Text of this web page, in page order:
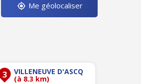
Me géolocaliser
3 VILLENEUVE D'ASCQ
(à 8.3 km)